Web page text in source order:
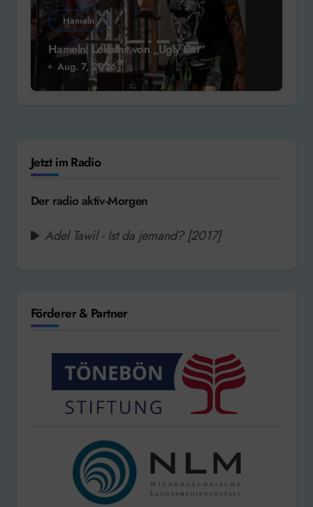
Hameln
Hameln: Lokalhit von „Ugly Cat“
Aug. 7, 2026
Jetzt im Radio
Der radio aktiv-Morgen
Adel Tawil - Ist da jemand? [2017]
Förderer & Partner